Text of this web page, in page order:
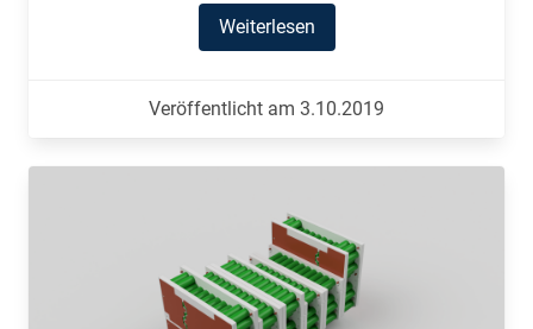
Weiterlesen
Veröffentlicht am 3.10.2019